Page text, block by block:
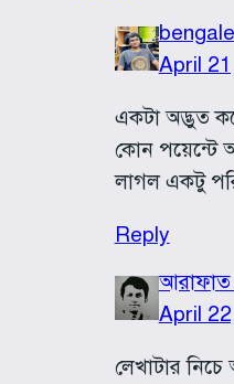
April
একটা অদ্ভুত
কোন পয়েন্টে
লাগল একটু
Reply
আরাফাত
April
লেখাটার